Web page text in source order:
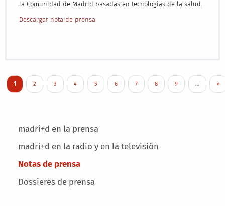
Main menu
madri+d en la prensa
madri+d en la radio y en la televisión
Notas de prensa
Dossieres de prensa
la Comunidad de Madrid basadas en tecnologías de la salud.
Descargar nota de prensa
Pagination
Current page
1 Page
2 Page
3 Page
4 Page
5 Page
6 Page
7 Page
8 Page
9 … ››